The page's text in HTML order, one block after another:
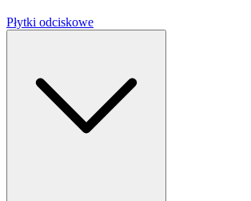
Płytki odciskowe